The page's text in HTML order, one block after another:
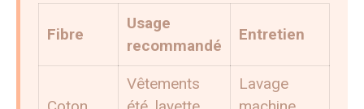
Fibre
Usage
recommandé
Entretien
Vêtements
Lavage